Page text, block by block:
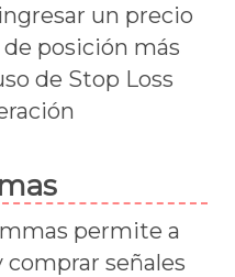
un precio
posición más
de Stop Loss
permite a
comprar señales